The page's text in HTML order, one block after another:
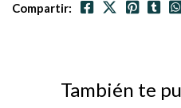
Compartir:
También te